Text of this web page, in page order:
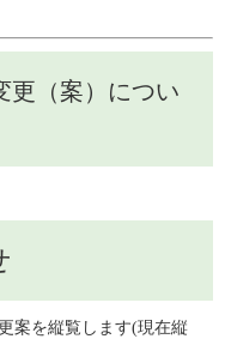
（案）につい
を縦覧します(現在縦